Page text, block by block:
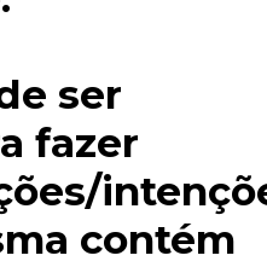
ser
fazer
contém